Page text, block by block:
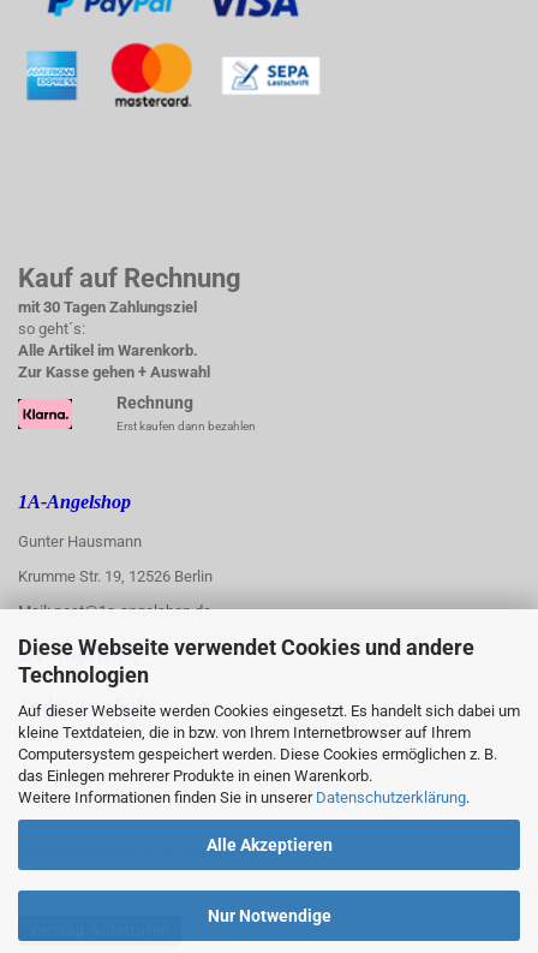
Diese Webseite verwendet Cookies und andere
Technologien
Auf dieser Webseite werden Cookies eingesetzt. Es handelt sich dabei um
kleine Textdateien, die in bzw. von Ihrem Internetbrowser auf Ihrem
Computersystem gespeichert werden. Diese Cookies ermöglichen z. B.
das Einlegen mehrerer Produkte in einen Warenkorb.
Weitere Informationen finden Sie in unserer Datenschutzerklärung.
Alle Akzeptieren
Nur Notwendige
Kauf auf Rechnung
mit 30 Tagen Zahlungsziel
so geht´s:
Alle Artikel im Warenkorb.
Zur Kasse gehen + Auswahl
Rechnung
Erst kaufen dann bezahlen
1A-Angelshop
Gunter Hausmann
Krumme Str. 19, 12526 Berlin
Mail: post@1a-angelshop.de
1A-Angelshop-
Ladengeschäft::
Regattastr. 66
12527 Berlin
Tel.: 030/67890006
Mobil/WhatsApp: 0176 550 90 773